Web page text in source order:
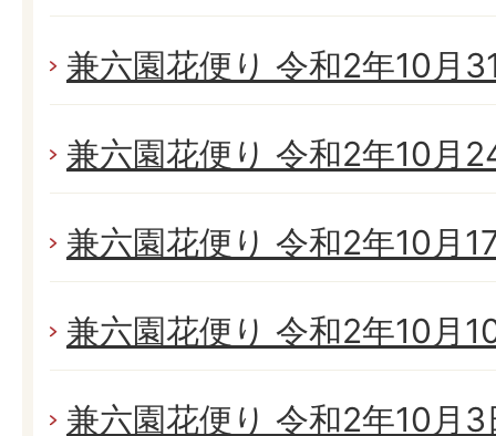
兼六園花便り 令和2年10月
兼六園花便り 令和2年10月
兼六園花便り 令和2年10月
兼六園花便り 令和2年10月
兼六園花便り 令和2年10月3